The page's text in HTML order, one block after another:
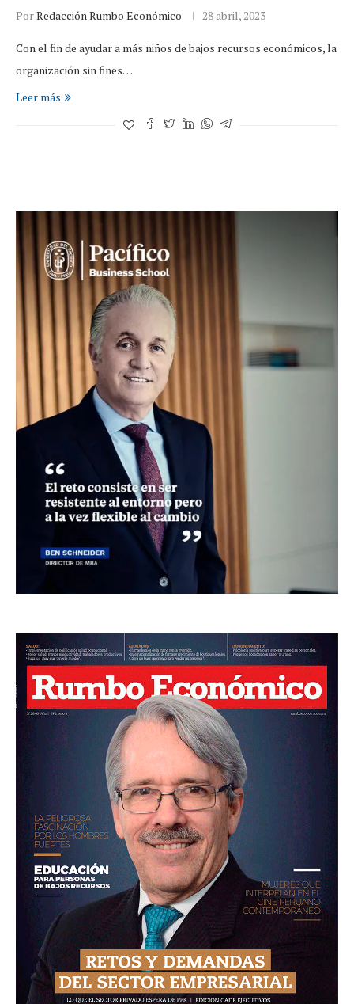
PorRedacción Rumbo Económico 28 abril, 2023
Con el fin de ayudar a más niños de bajos recursos económicos, la
organización sin fines…
Leer más